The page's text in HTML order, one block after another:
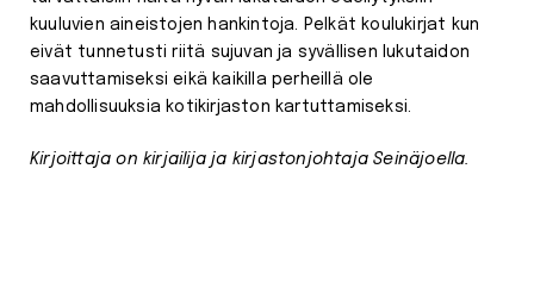
kuuluvien aineistojen hankintoja. Pelkät koulukirjat kun
eivät tunnetusti riitä sujuvan ja syvällisen lukutaidon
saavuttamiseksi eikä kaikilla perheillä ole
mahdollisuuksia kotikirjaston kartuttamiseksi.
Kirjoittaja on kirjailija ja kirjastonjohtaja Seinäjoella.